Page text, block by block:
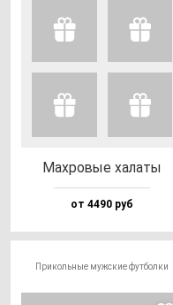
Мах­ро­вые ха­ла­ты
от 4490 руб
Прикольные мужские футболки